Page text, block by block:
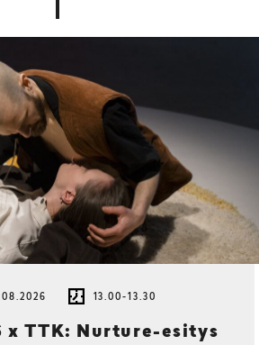
13.00-13.30
x TTK: Nurture-esitys